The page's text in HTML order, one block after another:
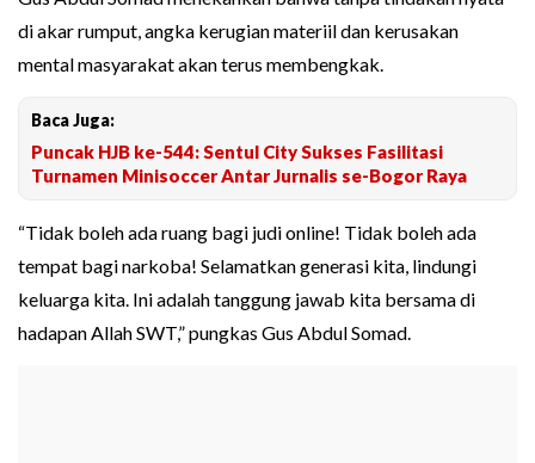
di akar rumput, angka kerugian materiil dan kerusakan
mental masyarakat akan terus membengkak.
Baca Juga:
Puncak HJB ke-544: Sentul City Sukses Fasilitasi
Turnamen Minisoccer Antar Jurnalis se-Bogor Raya
“Tidak boleh ada ruang bagi judi online! Tidak boleh ada
tempat bagi narkoba! Selamatkan generasi kita, lindungi
keluarga kita. Ini adalah tanggung jawab kita bersama di
hadapan Allah SWT,” pungkas Gus Abdul Somad.